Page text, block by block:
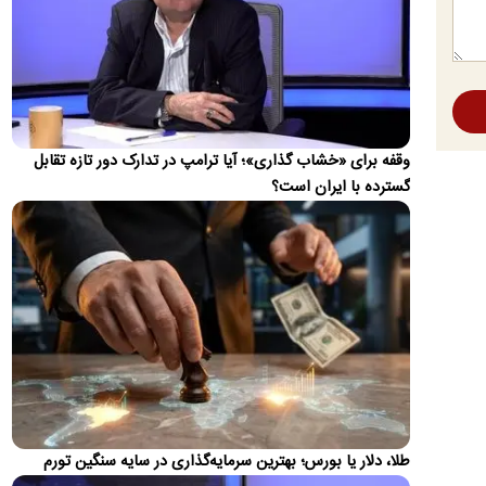
گذشته به پایان رسید، به پیشرفت قابل توجهی منجر نشده است.
کالابرگ مرداد حدود ۴۰‌ میلیون نفر شارژ شد
معاون رفاه وزارت تعاون، کار و رفاه اجتماعی با اعلام اینکه یک
میلیون و ۵۰۰ هزار نفر از مردم اعتبار تیر خود را استفاده…
منشأ صدای انفجار در قشم مشخص شد
معاون سیاسی، امنیتی و اجتماعی استانداری هرمزگان گفت:
بررسی‌های لازم توسط دستگاه‌های مسئول برای شناسایی منشأ
صدای…
پزشکیان: فشار خارجی در دولت چهاردهم به بیشترین
حد خود رسیده
مسعود پزشکیان در گفت و گوی تلویزیونی خود اظهار کرد: «دشمن
به‌دلیل فشارهایی که آورد و تحریم‌هایی که به‌کار بست، انتظار…
واکنش ترامپ به ادعاها درباره درگیری لفظی‌اش با
پیت هگست
ترامپ در واکنش به اخبار مبنی بر درگیری لفظی با پیت هگست
مدعی شد: این شایعه توسط "واشنگتن کامپوست" (The
وقفه برای «خشاب گذاری»؛ آیا ترامپ در تدارک دور تازه تقابل
گسترده با ایران است؟
طلا، دلار یا بورس؛ بهترین سرمایه‌گذاری در سایه سنگین تورم